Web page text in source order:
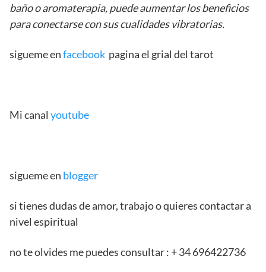
baño o aromaterapia, puede aumentar los beneficios
para conectarse con sus cualidades vibratorias.
sigueme enfacebook pagina el grial del tarot
Mi canal youtube
sigueme en blogger
si tienes dudas de amor, trabajo o quieres contactar a
nivel espiritual
no te olvides me puedes consultar : + 34 696422736